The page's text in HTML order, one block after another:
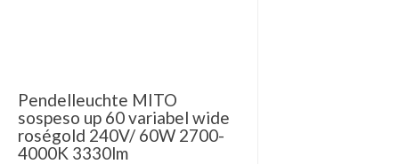
Pendelleuchte MITO
sospeso up 60 variabel wide
roségold 240V/ 60W 2700-
4000K 3330lm